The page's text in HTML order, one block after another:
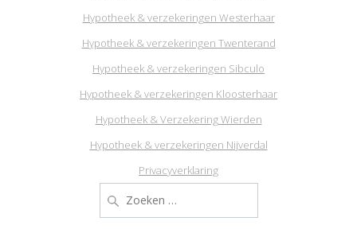
Hypotheek & verzekeringen Westerhaar
Hypotheek & verzekeringen Twenterand
Hypotheek & verzekeringen Sibculo
Hypotheek & verzekeringen Kloosterhaar
Hypotheek & Verzekering Wierden
Hypotheek & verzekeringen Nijverdal
Privacyverklaring
naar: